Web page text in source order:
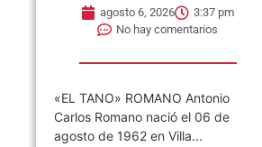
agosto 6, 2026
3:37 pm
No hay comentarios
«EL TANO» ROMANO Antonio
Carlos Romano nació el 06 de
agosto de 1962 en Villa...